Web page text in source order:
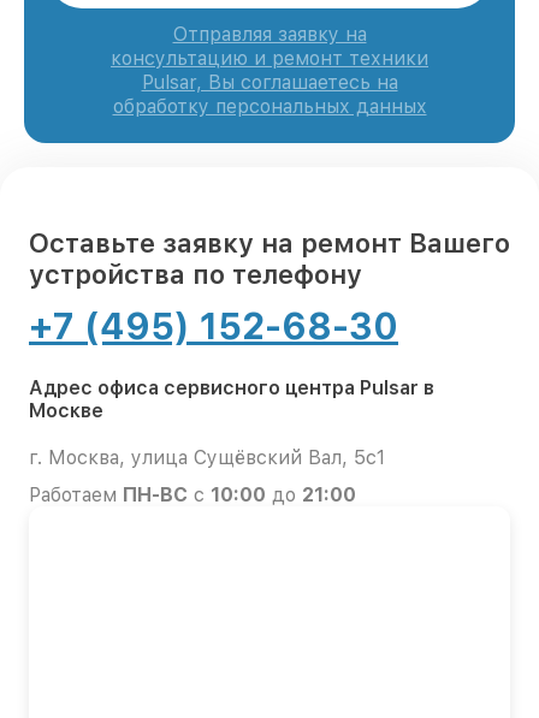
Отправляя заявку на
консультацию и ремонт техники
Pulsar, Вы соглашаетесь на
обработку персональных данных
Оставьте заявку на ремонт Вашего
устройства по телефону
+7 (495) 152-68-30
Адрес офиса сервисного центра Pulsar в
Москве
г. Москва, улица Сущёвский Вал, 5с1
Работаем ПН-ВС с 10:00 до 21:00